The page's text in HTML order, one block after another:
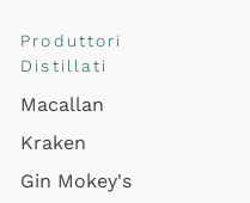
Produttori
Distillati
Macallan
Kraken
Gin Mokey's